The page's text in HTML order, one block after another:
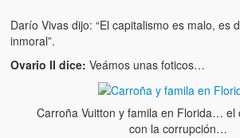
Darío Vivas dijo: “El capitalismo es malo, es
inmoral”.
Ovario II dice: Veámos unas foticos…
Carroña Vuitton y famila en Florida… el
con la corrupción…